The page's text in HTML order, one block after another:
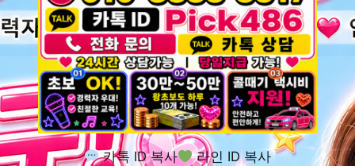
카톡 ID 복사
라인 ID 복사